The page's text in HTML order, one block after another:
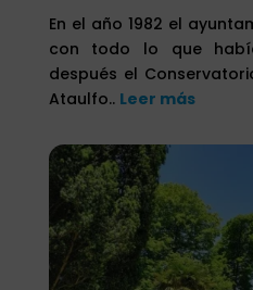
En el año 1982 el
con todo lo que
después el
Ataulfo.. Leer más